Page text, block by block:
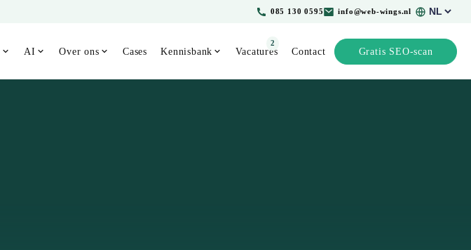
085 130 0595 info@web-wings.nl
Kies
taal
AI Over ons Cases Kennisbank Vacatures
2
Contact Gratis SEO-scan